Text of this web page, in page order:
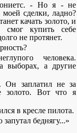
- Но я - не
сделки, ладно?
качать золото, и
смог купить себе
не протянет.
человека.
выборах, а другие
заплатил не за
золото. Вот что я
в кресле пилота.
беднягу...»